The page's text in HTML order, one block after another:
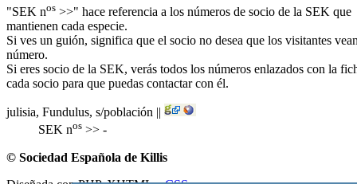
"SEK nos >>" hace referencia a los números de socio de la SEK que
mantienen cada especie.
Si ves un guión, significa que el socio no desea que los visitantes
número.
Si eres socio de la SEK, verás todos los números enlazados con la
cada socio para que puedas contactar con él.
julisia, Fundulus, s/población ||
SEK nos >> -
© Sociedad Española de Killis